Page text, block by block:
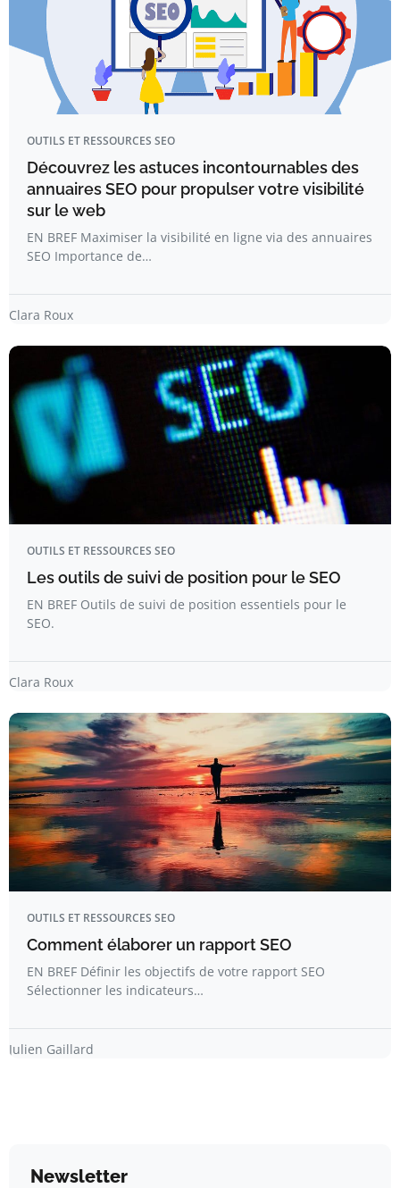
OUTILS ET RESSOURCES SEO
Découvrez les astuces incontournables des
annuaires SEO pour propulser votre visibilité
sur le web
EN BREF Maximiser la visibilité en ligne via des annuaires
SEO Importance de…
Clara Roux
OUTILS ET RESSOURCES SEO
Les outils de suivi de position pour le SEO
EN BREF Outils de suivi de position essentiels pour le
SEO.
Clara Roux
OUTILS ET RESSOURCES SEO
Comment élaborer un rapport SEO
EN BREF Définir les objectifs de votre rapport SEO
Sélectionner les indicateurs…
Julien Gaillard
Newsletter